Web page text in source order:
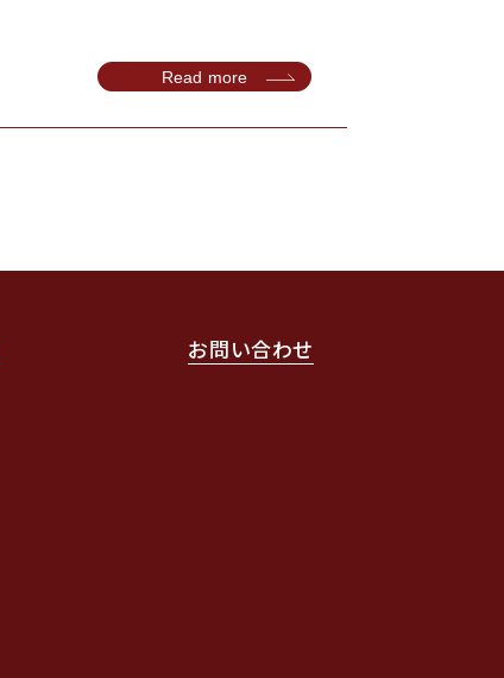
Read more
お問い合わせ